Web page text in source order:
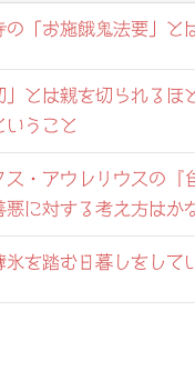
の「お施餓鬼法要」と
」とは親を切られるほ
いうこと
ス・アウレリウスの『
悪に対する考え方はか
氷を踏む日暮しをして